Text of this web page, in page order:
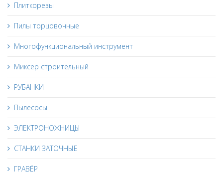
Плиткорезы
Пилы торцовочные
Многофункциональный инструмент
Миксер строительный
РУБАНКИ
Пылесосы
ЭЛЕКТРОНОЖНИЦЫ
СТАНКИ ЗАТОЧНЫЕ
ГРАВЁР